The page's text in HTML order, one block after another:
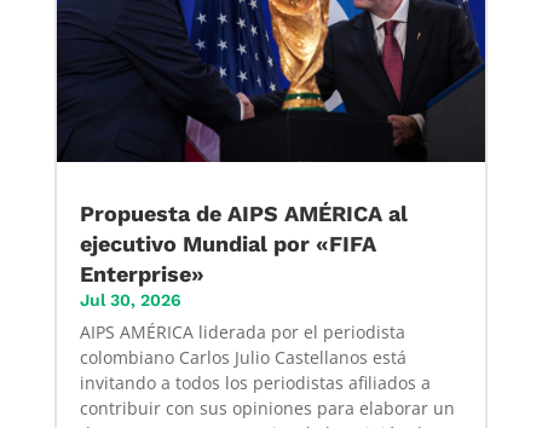
Propuesta de AIPS AMÉRICA al
ejecutivo Mundial por «FIFA
Enterprise»
Jul 30, 2026
AIPS AMÉRICA liderada por el periodista
colombiano Carlos Julio Castellanos está
invitando a todos los periodistas afiliados a
contribuir con sus opiniones para elaborar un